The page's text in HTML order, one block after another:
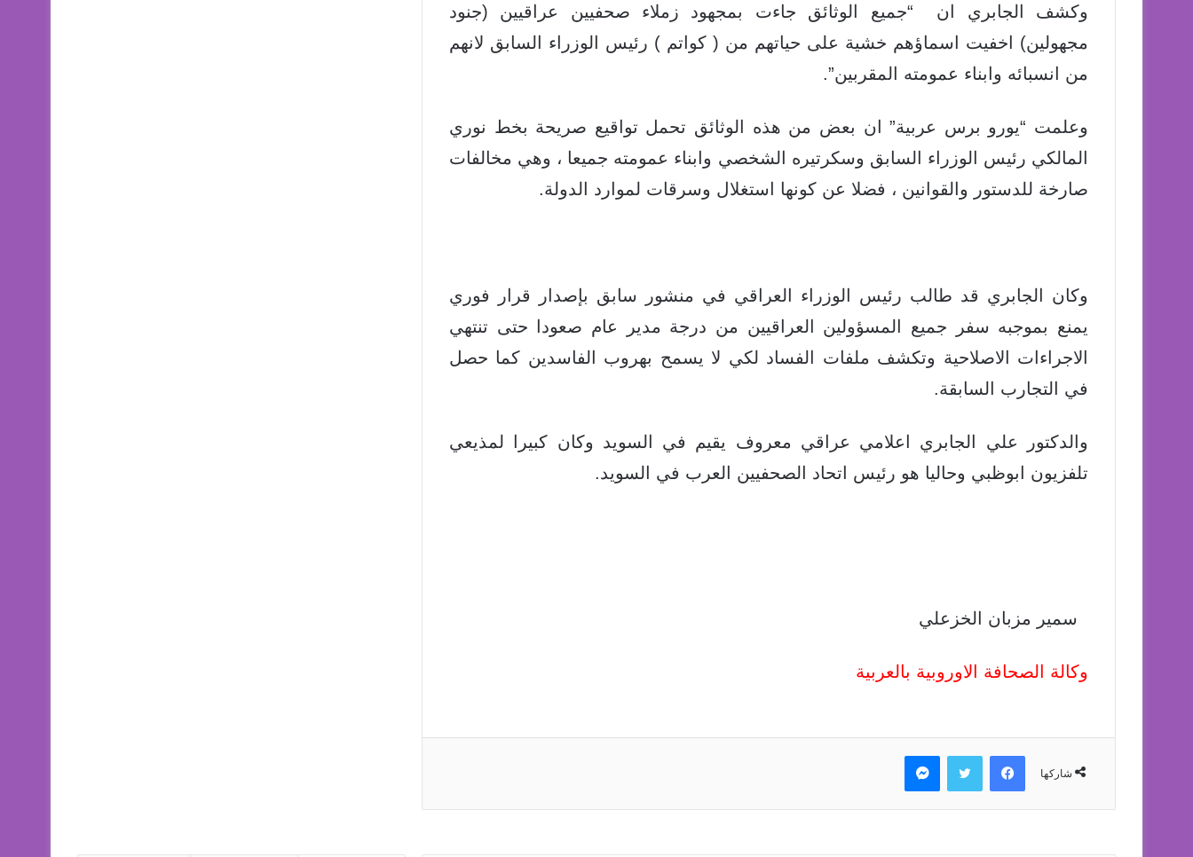
وكشف الجابري ان “جميع الوثائق جاءت بمجهود زملاء صحفيين عراقيين (جنود
مجهولين) اخفيت اسماؤهم خشية على حياتهم من ( كواتم ) رئيس الوزراء السابق لانهم
من انسبائه وابناء عمومته المقربين”.
وعلمت “يورو برس عربية” ان بعض من هذه الوثائق تحمل تواقيع صريحة بخط نوري
المالكي رئيس الوزراء السابق وسكرتيره الشخصي وابناء عمومته جميعا ، وهي مخالفات
صارخة للدستور والقوانين ، فضلا عن كونها استغلال وسرقات لموارد الدولة.
وكان الجابري قد طالب رئيس الوزراء العراقي في منشور سابق بإصدار قرار فوري
يمنع بموجبه سفر جميع المسؤولين العراقيين من درجة مدير عام صعودا حتى تنتهي
الاجراءات الاصلاحية وتكشف ملفات الفساد لكي لا يسمح بهروب الفاسدين كما حصل
في التجارب السابقة.
والدكتور علي الجابري اعلامي عراقي معروف يقيم في السويد وكان كبيرا لمذيعي
تلفزيون ابوظبي وحاليا هو رئيس اتحاد الصحفيين العرب في السويد.
سمير مزبان الخزعلي
وكالة الصحافة الاوروبية بالعربية
شاركها
فيسبوك تويتر ماسنجر